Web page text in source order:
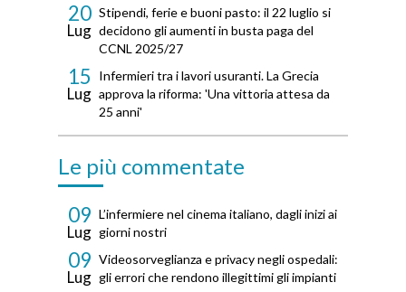
20
Lug
Stipendi, ferie e buoni pasto: il 22 luglio si
decidono gli aumenti in busta paga del
CCNL 2025/27
15
Lug
Infermieri tra i lavori usuranti. La Grecia
approva la riforma: 'Una vittoria attesa da
25 anni'
Le più commentate
09
Lug
L’infermiere nel cinema italiano, dagli inizi ai
giorni nostri
09
Lug
Videosorveglianza e privacy negli ospedali:
gli errori che rendono illegittimi gli impianti